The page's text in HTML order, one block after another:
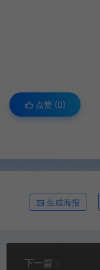
点赞 (0)
生成海报
下一篇：